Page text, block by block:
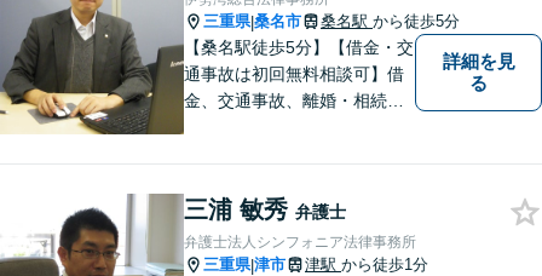
三重県|桑名市 桑名駅 から徒歩5分
【桑名駅徒歩5分】【借金・交
通事故は初回無料相談可】借
金、交通事故、離婚・相続、
ます。地域密着型の法律事務
所です。お気軽にどうぞ【弁
護士費用特約保険・法テラス
詳細を見
る
三浦 敏秀 弁護士
弁護士法人シンフォニア法律事務所
三重県|津市 津駅 から徒歩1分